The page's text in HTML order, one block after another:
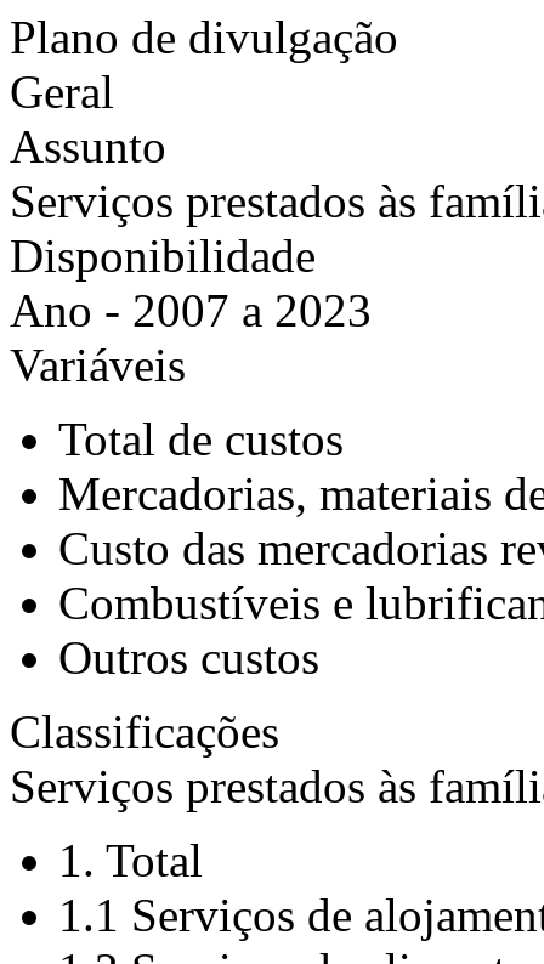
Plano de divulgação
Geral
Assunto
Serviços prestados às
Disponibilidade
Ano - 2007 a 2023
Variáveis
Total de custos
Mercadorias, materiais
Custo das mercadorias
Combustíveis e
Outros custos
Classificações
Serviços prestados às
1. Total
1.1 Serviços de